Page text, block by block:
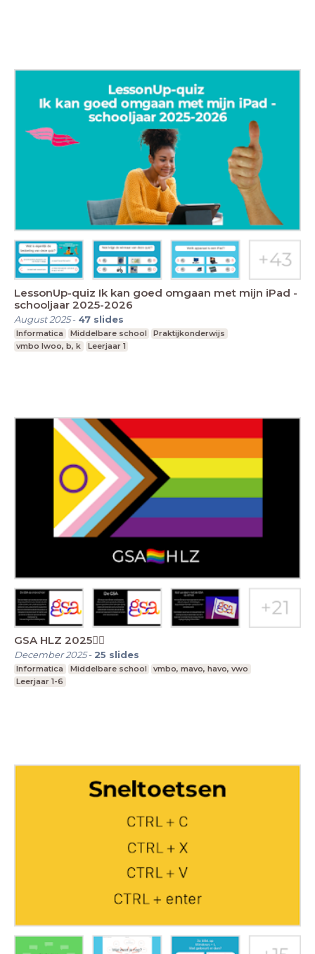
LessonUp-quiz Ik kan goed omgaan met mijn iPad -
schooljaar 2025-2026
August 2025- 47 slides
Informatica Middelbare school
Praktijkonderwijs
vmbo lwoo, b, k
Leerjaar 1
GSA HLZ 2025🏳️‍🌈
December 2025- 25 slides
Informatica Middelbare school
vmbo, mavo, havo, vwo
Leerjaar 1-6